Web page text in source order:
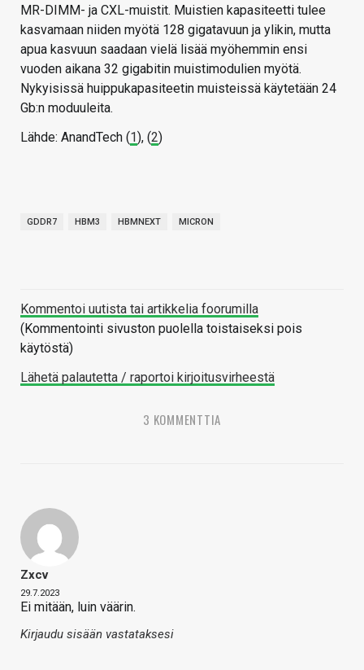
MR-DIMM- ja CXL-muistit. Muistien kapasiteetti tulee
kasvamaan niiden myötä 128 gigatavuun ja ylikin, mutta
apua kasvuun saadaan vielä lisää myöhemmin ensi
vuoden aikana 32 gigabitin muistimodulien myötä.
Nykyisissä huippukapasiteetin muisteissä käytetään 24
Gb:n moduuleita.
Lähde: AnandTech (1), (2)
GDDR7 HBM3 HBMNEXT MICRON
Kommentoi uutista tai artikkelia foorumilla
(Kommentointi sivuston puolella toistaiseksi pois
käytöstä)
Lähetä palautetta / raportoi kirjoitusvirheestä
3 KOMMENTTIA
Zxcv
29.7.2023
Ei mitään, luin väärin.
Kirjaudu sisään vastataksesi